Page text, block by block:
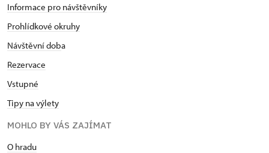
Informace pro návštěvníky
Prohlídkové okruhy
Návštěvní doba
Rezervace
Vstupné
Tipy na výlety
MOHLO BY VÁS ZAJÍMAT
O hradu